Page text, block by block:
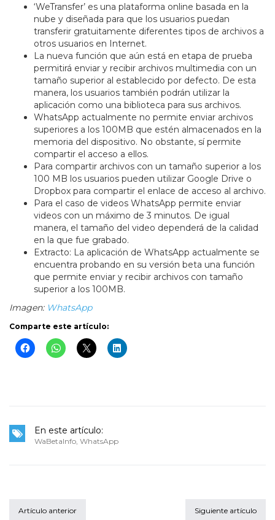
‘WeTransfer’ es una plataforma online basada en la
nube y diseñada para que los usuarios puedan
transferir gratuitamente diferentes tipos de archivos a
otros usuarios en Internet.
La nueva función que aún está en etapa de prueba
permitirá enviar y recibir archivos multimedia con un
tamaño superior al establecido por defecto. De esta
manera, los usuarios también podrán utilizar la
aplicación como una biblioteca para sus archivos.
WhatsApp actualmente no permite enviar archivos
superiores a los 100MB que estén almacenados en la
memoria del dispositivo. No obstante, sí permite
compartir el acceso a ellos.
Para compartir archivos con un tamaño superior a los
100 MB los usuarios pueden utilizar Google Drive o
Dropbox para compartir el enlace de acceso al archivo.
Para el caso de videos WhatsApp permite enviar
videos con un máximo de 3 minutos. De igual
manera, el tamaño del video dependerá de la calidad
en la que fue grabado.
Extracto: La aplicación de WhatsApp actualmente se
encuentra probando en su versión beta una función
que permite enviar y recibir archivos con tamaño
superior a los 100MB.
Imagen: WhatsApp
Comparte este artículo:
En este artículo:
WaBetaInfo WhatsApp
Artículo anterior Siguiente artículo